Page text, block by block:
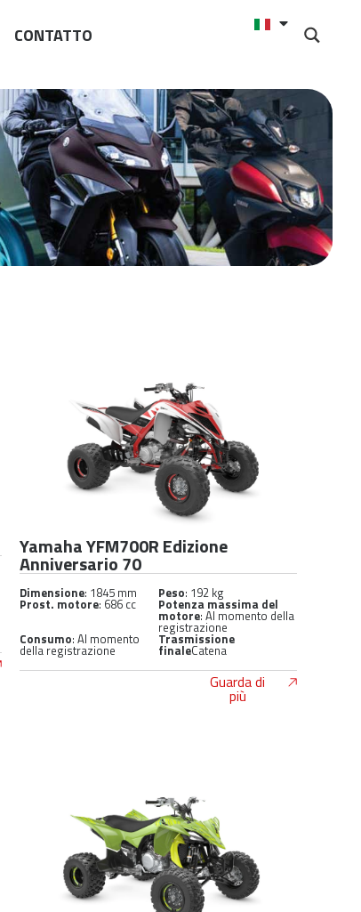
CONTATTO
Yamaha YFM700R Edizione
Anniversario 70
Dimensione: 1845 mm Peso: 192 kg
Prost. motore: 686 cc Potenza massima del
motore: Al momento della
registrazione
Consumo: Al momento
della registrazione
Trasmissione
finaleCatena
Guarda di
più